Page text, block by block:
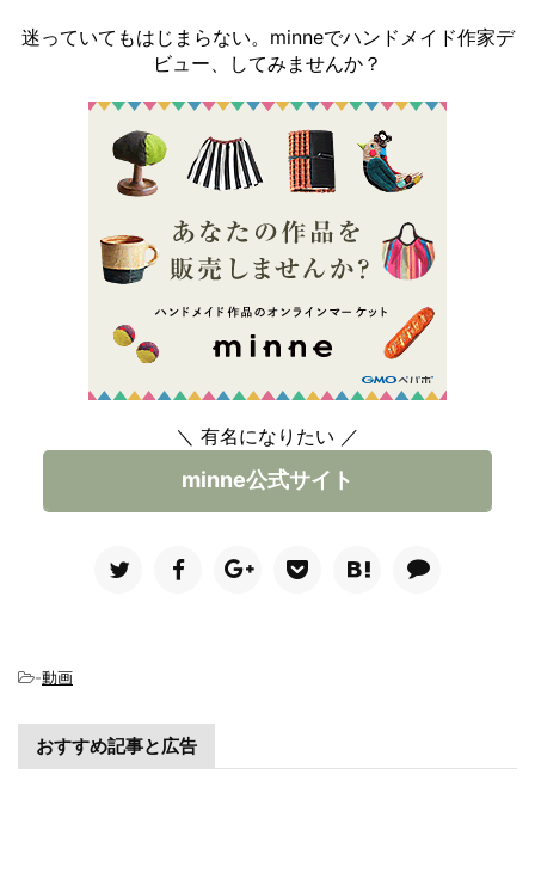
迷っていてもはじまらない。minneでハンドメイド作家デ
ビュー、してみませんか？
＼ 有名になりたい ／
minne公式サイト
-動画
おすすめ記事と広告